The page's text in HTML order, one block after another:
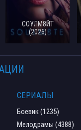
СОУЛМ8ЙТ
(2026)
СЕРИАЛЫ
Боевик (1235)
Мелодрамы (4388)